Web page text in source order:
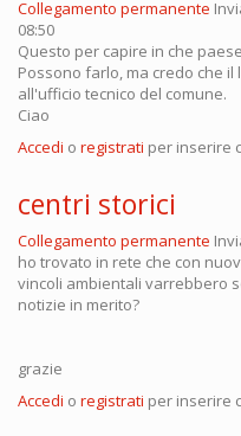
Collegamento permanente
08:50
Questo per capire in che
Possono farlo, ma credo che
all'ufficio tecnico del comune.
Ciao
Accedi o registrati per inserire
centri storici
Collegamento permanente
ho trovato in rete che con
vincoli ambientali varrebbero
notizie in merito?
grazie
Accedi o registrati per inserire